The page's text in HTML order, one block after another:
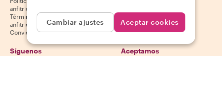
anfitriones
Términos y condiciones para
anfitriones
Conviértete en anfitrión
Síguenos Aceptamos
Cambiar ajustes Aceptar cookies